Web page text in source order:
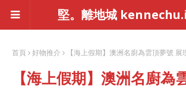
堅。離地城
首頁 好物推介 【海上假期】澳洲名廚為雲頂夢號 展
【海上假期】澳洲名廚為